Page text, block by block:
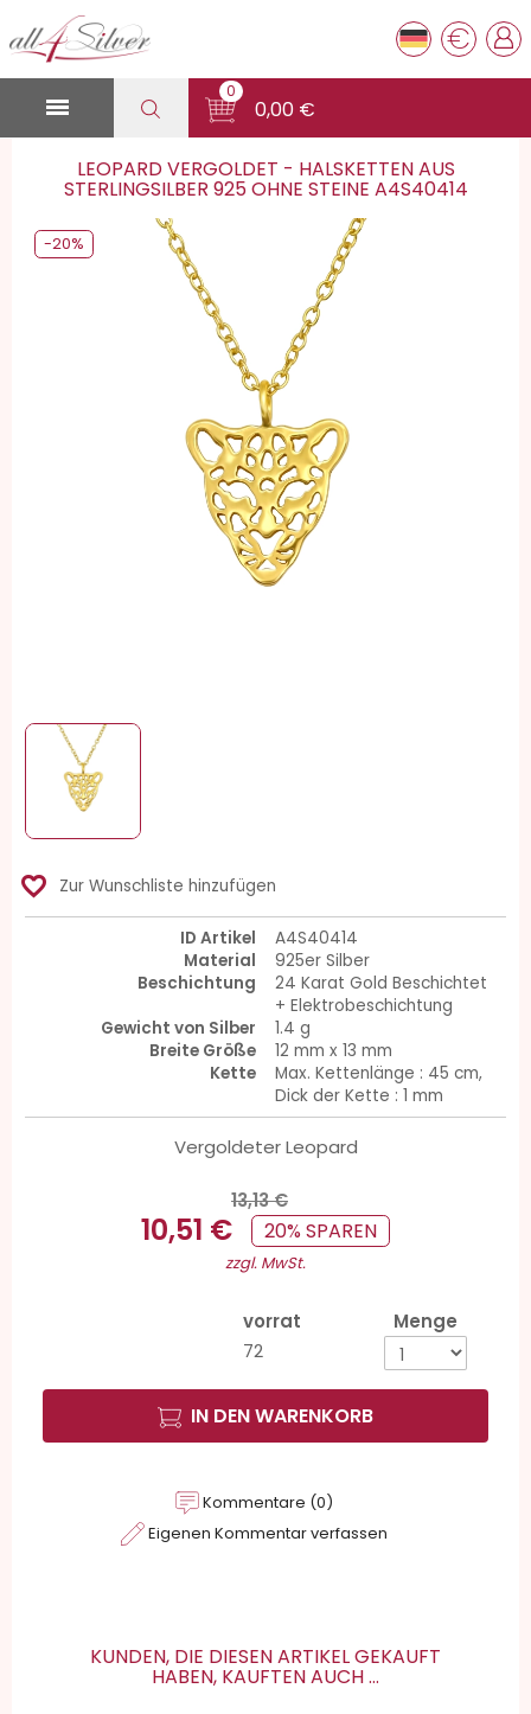
€

0
0,00 €
LEOPARD VERGOLDET - HALSKETTEN AUS
STERLINGSILBER 925 OHNE STEINE A4S40414
-20%
favorite_border Zur Wunschliste hinzufügen
ID Artikel
A4S40414
Material
925er Silber
Beschichtung
24 Karat Gold Beschichtet
+ Elektrobeschichtung
Gewicht von Silber
1.4 g
Breite Größe
12 mm x 13 mm
Kette
Max. Kettenlänge : 45 cm,
Dick der Kette : 1 mm
Vergoldeter Leopard
13,13 €
10,51 € 20% SPAREN
zzgl. MwSt.
vorrat
72
Menge
IN DEN WARENKORB
Kommentare (0)
Eigenen Kommentar verfassen
KUNDEN, DIE DIESEN ARTIKEL GEKAUFT
HABEN, KAUFTEN AUCH ...